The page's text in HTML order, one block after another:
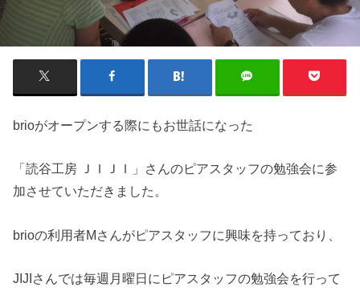
brioがオープンする際にもお世話になった
「読谷工房 ＪＩＪＩ」さんのピアスタッフの勉強会に参
加させていただきました。
brioの利用者Mさんがピアスタッフに興味を持っており、
JIJIさんでは毎週月曜日にピアスタッフの勉強会を行って